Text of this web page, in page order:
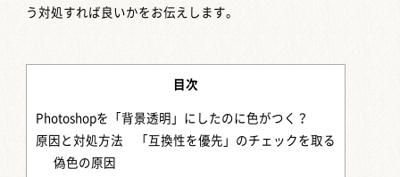
う対処すれば良いかをお伝えします。
目次
Photoshopを「背景透明」にしたのに色がつく？
原因と対処方法 「互換性を優先」のチェックを取る
偽色の原因